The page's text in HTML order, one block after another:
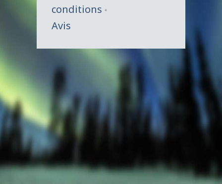
conditions
Avis
Canada